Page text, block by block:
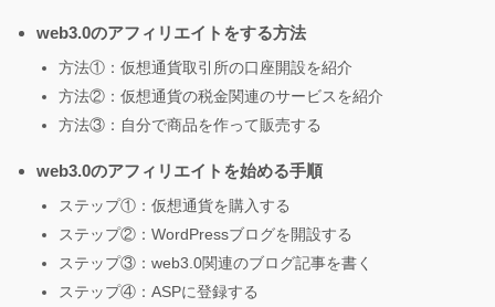
web3.0のアフィリエイトをする方法
方法①：仮想通貨取引所の口座開設を紹介
方法②：仮想通貨の税金関連のサービスを紹介
方法③：自分で商品を作って販売する
web3.0のアフィリエイトを始める手順
ステップ①：仮想通貨を購入する
ステップ②：WordPressブログを開設する
ステップ③：web3.0関連のブログ記事を書く
ステップ④：ASPに登録する